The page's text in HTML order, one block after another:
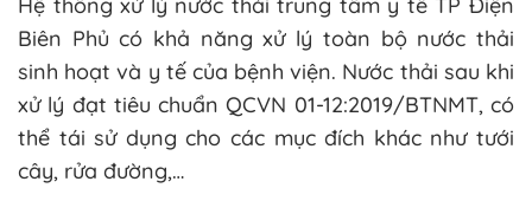
Biên Phủ có khả năng xử lý toàn bộ nước thải
sinh hoạt và y tế của bệnh viện. Nước thải sau khi
xử lý đạt tiêu chuẩn QCVN 01-12:2019/BTNMT, có
thể tái sử dụng cho các mục đích khác như tưới
cây, rửa đường,…